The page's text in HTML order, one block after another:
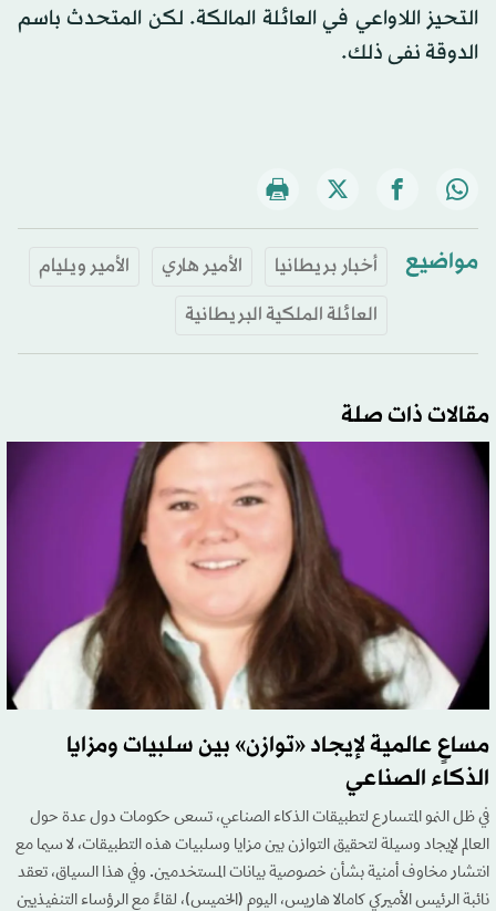
التحيز اللاواعي في العائلة المالكة. لكن المتحدث باسم
الدوقة نفى ذلك.
مواضيع أخبار بريطانيا الأمير هاري
الأمير ويليام
العائلة الملكية البريطانية
مقالات ذات صلة
مساعٍ عالمية لإيجاد «توازن» بين سلبيات ومزايا
الذكاء الصناعي
في ظل النمو المتسارع لتطبيقات الذكاء الصناعي، تسعى حكومات دول عدة حول
العالم لإيجاد وسيلة لتحقيق التوازن بين مزايا وسلبيات هذه التطبيقات، لا سيما مع
انتشار مخاوف أمنية بشأن خصوصية بيانات المستخدمين. وفي هذا السياق، تعقد
نائبة الرئيس الأميركي كامالا هاريس، اليوم (الخميس)، لقاءً مع الرؤساء التنفيذيين